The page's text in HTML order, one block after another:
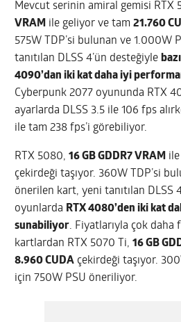
Mevcut serinin amiral gemisi RTX
VRAM ile geliyor ve tam21.760
575W TDP’si bulunan ve 1.000W
tanıtılan DLSS 4’ün desteğiyle
4090’dan iki kat daha iyi
Cyberpunk 2077 oyununda RTX
ayarlarda DLSS 3.5 ile 106 fps
ile tam 238 fps’i görebiliyor.
RTX 5080,16 GB GDDR7 VRAM
çekirdeği taşıyor. 360W TDP’si
önerilen kart, yeni tanıtılan DLSS
oyunlarda RTX 4080’den iki kat
sunabiliyor. Fiyatlarıyla çok daha
kartlardan RTX 5070 Ti,16 GB
8.960 CUDA çekirdeği taşıyor.
için 750W PSU öneriliyor.